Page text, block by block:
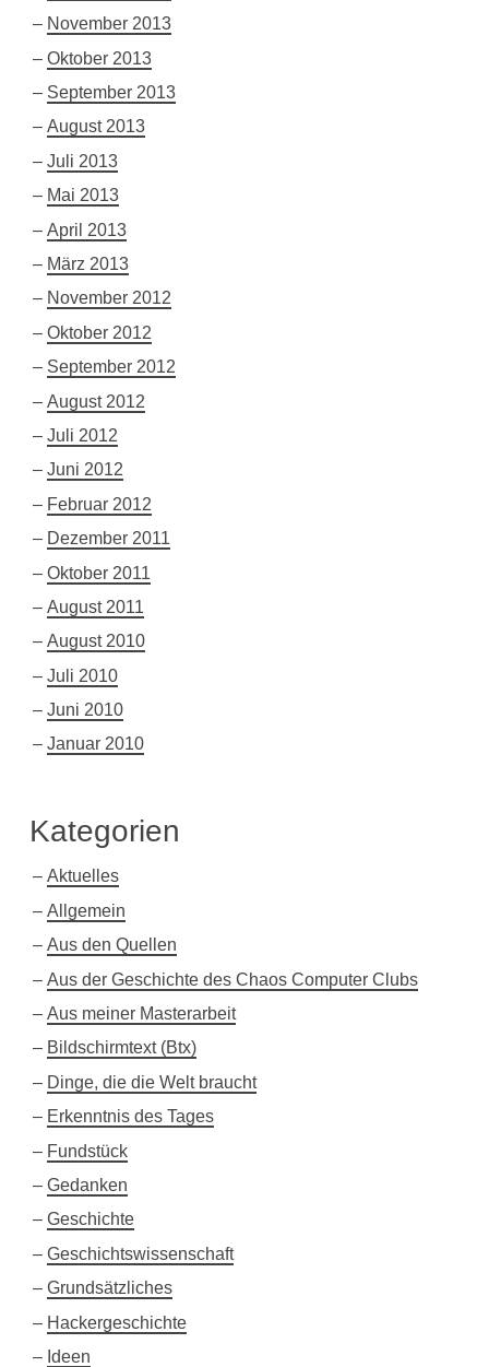
November 2013
Oktober 2013
September 2013
August 2013
Juli 2013
Mai 2013
April 2013
März 2013
November 2012
Oktober 2012
September 2012
August 2012
Juli 2012
Juni 2012
Februar 2012
Dezember 2011
Oktober 2011
August 2011
August 2010
Juli 2010
Juni 2010
Januar 2010
Kategorien
Aktuelles
Allgemein
Aus den Quellen
Aus der Geschichte des Chaos Computer Clubs
Aus meiner Masterarbeit
Bildschirmtext (Btx)
Dinge, die die Welt braucht
Erkenntnis des Tages
Fundstück
Gedanken
Geschichte
Geschichtswissenschaft
Grundsätzliches
Hackergeschichte
Ideen